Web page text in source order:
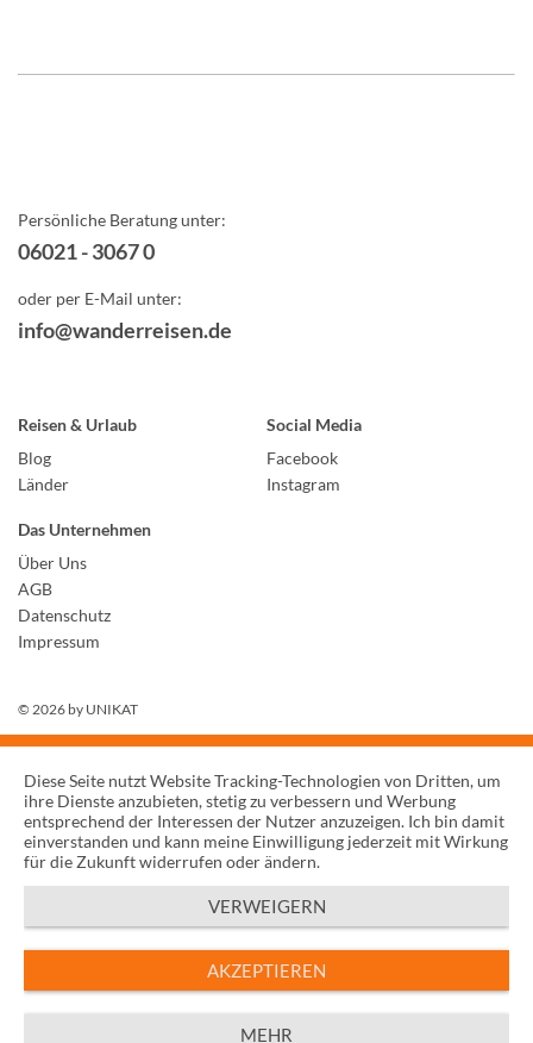
Persönliche Beratung unter:
06021 - 3067 0
oder per E-Mail unter:
info@wanderreisen.de
Reisen & Urlaub
Blog
Länder
Social Media
Facebook
Instagram
Das Unternehmen
Über Uns
AGB
Datenschutz
Impressum
© 2026 by UNIKAT
Diese Seite nutzt Website Tracking-Technologien von Dritten, um
ihre Dienste anzubieten, stetig zu verbessern und Werbung
entsprechend der Interessen der Nutzer anzuzeigen. Ich bin damit
einverstanden und kann meine Einwilligung jederzeit mit Wirkung
für die Zukunft widerrufen oder ändern.
VERWEIGERN
AKZEPTIEREN
MEHR